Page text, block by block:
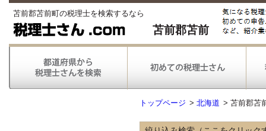
苫前郡苫前町の税理士を検索するなら
苫前郡苫前
トップページ > 北海道 > 苫前郡苫